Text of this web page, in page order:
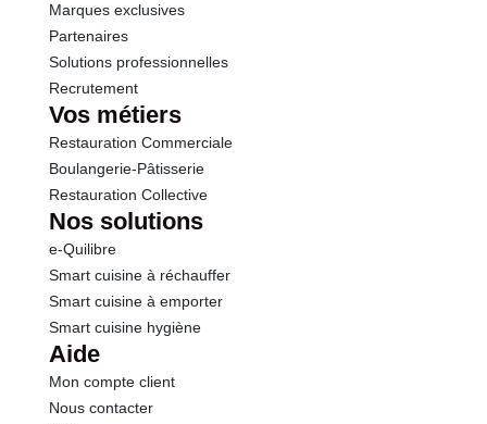
Marques exclusives
Partenaires
Solutions professionnelles
Recrutement
Vos métiers
Restauration Commerciale
Boulangerie-Pâtisserie
Restauration Collective
Nos solutions
e-Quilibre
Smart cuisine à réchauffer
Smart cuisine à emporter
Smart cuisine hygiène
Aide
Mon compte client
Nous contacter